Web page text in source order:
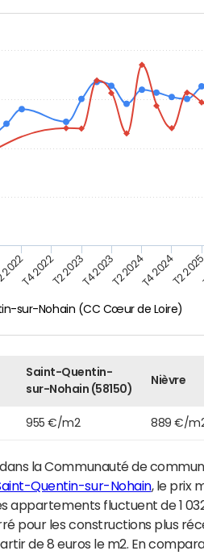
sur-Nohain (CC Cœur de Loire)
T4 2022T2 2023T4 2023T2 2024T4 2024T2
Saint-Quentin-
sur-Nohain (58150)
Nièvre
955 €/m2 889 €/
la Communauté de
Quentin-sur-Nohain, le prix
appartements fluctuent de 1
pour les constructions plus
de 8 euros le m2. En